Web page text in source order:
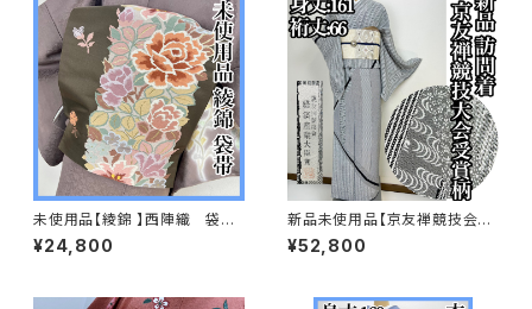
未使用品【綾錦 】西陣織 袋
帯 正絹 s667
¥24,800
新品未使用品【京友禅競技会大
会受賞柄】正絹 袷 訪問着s758
¥52,800